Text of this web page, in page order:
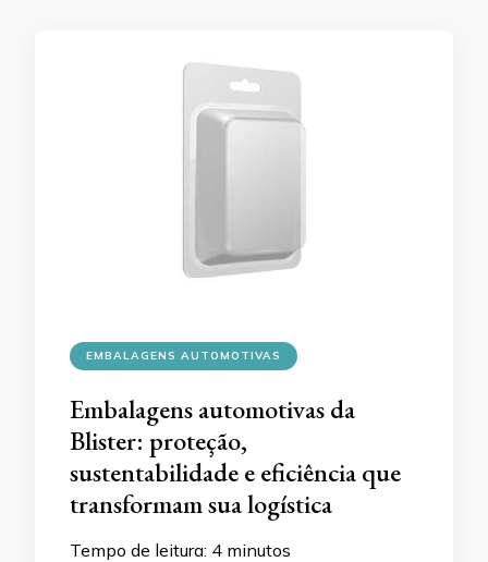
EMBALAGENS AUTOMOTIVAS
Embalagens automotivas da
Blister: proteção,
sustentabilidade e eficiência que
transformam sua logística
Tempo de leitura: 4 minutos